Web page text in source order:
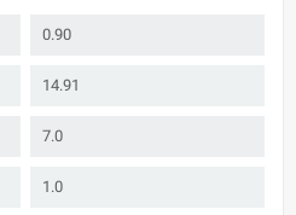
0.90
14.91
7.0
1.0